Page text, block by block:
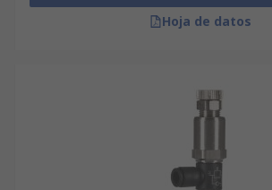
Hoja de datos